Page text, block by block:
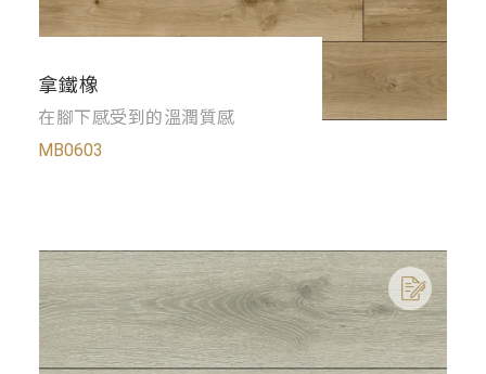
拿鐵橡
在腳下感受到的溫潤質感
MB0603